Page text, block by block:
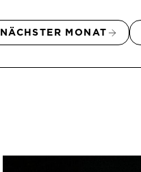
NÄCHSTER MONAT